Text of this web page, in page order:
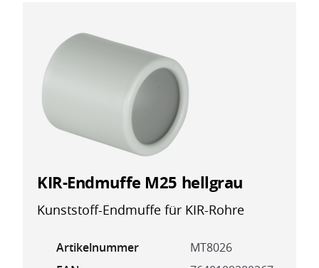
KIR-Endmuffe M25 hellgrau
Kunststoff-Endmuffe für KIR-Rohre
Artikelnummer
MT8026